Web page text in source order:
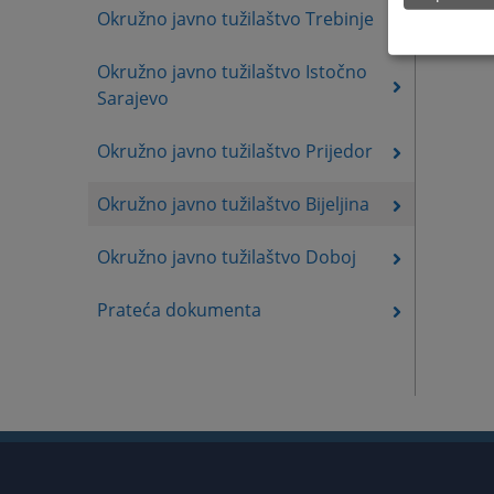
Okružno javno tužilaštvo Trebinje
Okružno javno tužilaštvo Istočno
Sarajevo
Okružno javno tužilaštvo Prijedor
Okružno javno tužilaštvo Bijeljina
Okružno javno tužilaštvo Doboj
Prateća dokumenta